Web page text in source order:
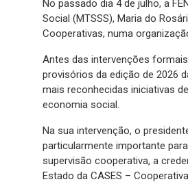
No passado dia 4 de julho, a
Social (MTSSS), Maria do
Cooperativas, numa
Antes das intervenções
provisórios da edição de 2026
mais reconhecidas iniciativas
economia social.
Na sua intervenção, o
particularmente importante
supervisão cooperativa, a
Estado da CASES –